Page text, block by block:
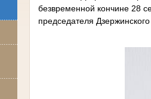
безвременной кончине 28
председателя